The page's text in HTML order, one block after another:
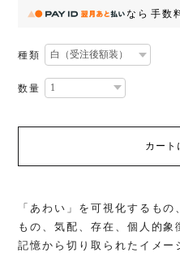
なら 手数
種類
数量
カート
「あわい」を可視化するも
もの、気配、存在、個人的
記憶から切り取られたイメ